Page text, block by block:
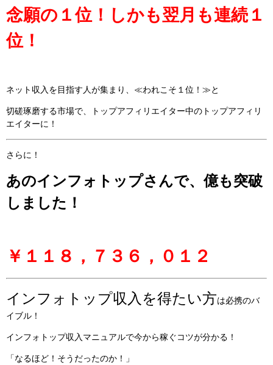
念願の１位！しかも翌月も連続１
位！
ネット収入を目指す人が集まり、≪われこそ１位！≫と
切磋琢磨する市場で、トップアフィリエイター中のトップアフィリ
エイターに！
さらに！
あのインフォトップさんで、億も突破
しました！
￥１１８，７３６，０１２
インフォトップ収入を得たい方は必携のバ
イブル！
インフォトップ収入マニュアルで今から稼ぐコツが分かる！
「なるほど！そうだったのか！」